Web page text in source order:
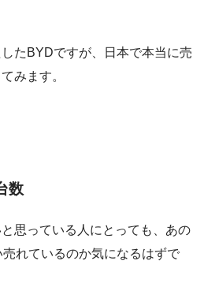
たBYDですが、日本で本当に売
みます。
数
思っている人にとっても、あの
れているのか気になるはずで